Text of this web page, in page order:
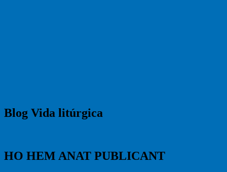
Blog Vida litúrgica
HO HEM ANAT PUBLICANT